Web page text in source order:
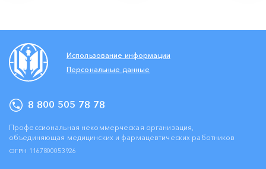
Использование информации
Персональные данные
8 800 505 78 78
Профессиональная некоммерческая организация,
объединяющая медицинских и фармацевтических работников
ОГРН 1167800053926